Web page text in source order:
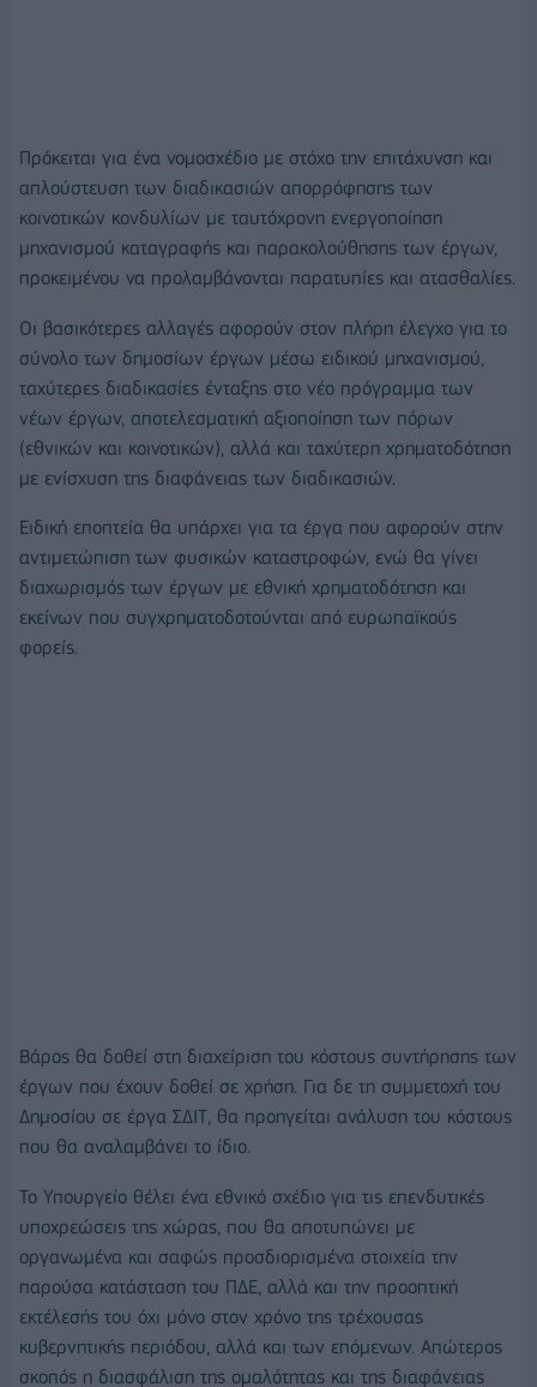
Πρόκειται για ένα νομοσχέδιο με στόχο την επιτάχυνση και
απλούστευση των διαδικασιών απορρόφησης των
κοινοτικών κονδυλίων με ταυτόχρονη ενεργοποίηση
μηχανισμού καταγραφής και παρακολούθησης των έργων,
προκειμένου να προλαμβάνονται παρατυπίες και ατασθαλίες.
Οι βασικότερες αλλαγές αφορούν στον πλήρη έλεγχο για το
σύνολο των δημοσίων έργων μέσω ειδικού μηχανισμού,
ταχύτερες διαδικασίες ένταξης στο νέο πρόγραμμα των
νέων έργων, αποτελεσματική αξιοποίηση των πόρων
(εθνικών και κοινοτικών), αλλά και ταχύτερη χρηματοδότηση
με ενίσχυση της διαφάνειας των διαδικασιών.
Ειδική εποπτεία θα υπάρχει για τα έργα που αφορούν στην
αντιμετώπιση των φυσικών καταστροφών, ενώ θα γίνει
διαχωρισμός των έργων με εθνική χρηματοδότηση και
εκείνων που συγχρηματοδοτούνται από ευρωπαϊκούς
φορείς.
Βάρος θα δοθεί στη διαχείριση του κόστους συντήρησης των
έργων που έχουν δοθεί σε χρήση. Για δε τη συμμετοχή του
Δημοσίου σε έργα ΣΔΙΤ, θα προηγείται ανάλυση του κόστους
που θα αναλαμβάνει το ίδιο.
Το Υπουργείο θέλει ένα εθνικό σχέδιο για τις επενδυτικές
υποχρεώσεις της χώρας, που θα αποτυπώνει με
οργανωμένα και σαφώς προσδιορισμένα στοιχεία την
παρούσα κατάσταση του ΠΔΕ, αλλά και την προοπτική
εκτέλεσής του όχι μόνο στον χρόνο της τρέχουσας
κυβερνητικής περιόδου, αλλά και των επόμενων. Απώτερος
σκοπός η διασφάλιση της ομαλότητας και της διαφάνειας